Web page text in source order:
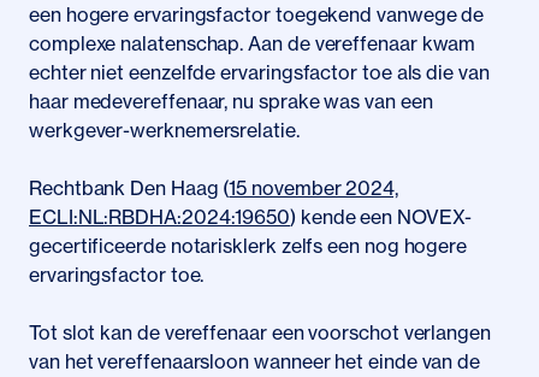
een hogere ervaringsfactor toegekend vanwege de
complexe nalatenschap. Aan de vereffenaar kwam
echter niet eenzelfde ervaringsfactor toe als die van
haar medevereffenaar, nu sprake was van een
werkgever-werknemersrelatie.
Rechtbank Den Haag (15 november 2024,
ECLI:NL:RBDHA:2024:19650) kende een NOVEX-
gecertificeerde notarisklerk zelfs een nog hogere
ervaringsfactor toe.
Tot slot kan de vereffenaar een voorschot verlangen
van het vereffenaarsloon wanneer het einde van de